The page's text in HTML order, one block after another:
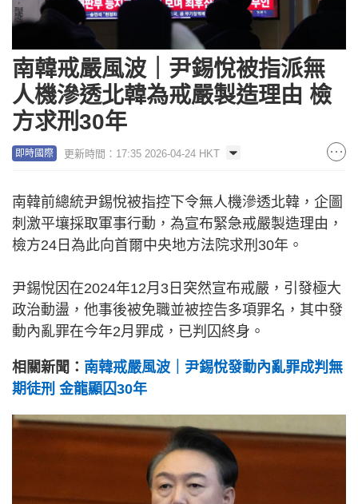
南韓戒嚴風波｜尹錫悅被指派無
人機滲透北韓為戒嚴製造理由 檢
方求刑30年
即時國際 更新時間：17:35 2026-04-24 HKT
南韓前總統尹錫悅被指控下令無人機滲透北韓，企圖
刺激平壤採取軍事行動，為宣布緊急戒嚴製造理由，
檢方24日為此向首爾中央地方法院求刑30年。
尹錫悅因在2024年12月3日突然宣布戒嚴，引發極大
政治動盪，他事後被免職並被控告多項罪名，其中發
動內亂罪在今年2月罪成，已判囚終身。
相關新聞： 南韓戒嚴風波｜尹錫悅發動內亂罪成判無
期徒刑 金龍顯囚30年